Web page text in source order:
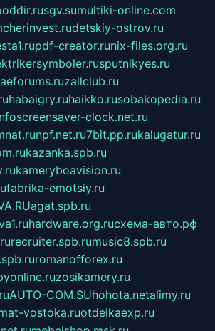
sgv.sumultiki-online.com
cherinvest.rudetskiy-ostrov.ru
pdf-creator.runix-files.org.ru
sputnikyes.ru
aeforums.ruzallclub.ru
habaigry.ruhaikko.rusobakopedia.ru
screensaver-clock.net.ru
npf.net.ru7bit.pp.rukalugatur.ru
kazanka.spb.ru
kameryboavision.ru
fabrika-emotsiy.ru
agat.spb.ru
hardware.org.ruсхема-авто.рф
recruiter.spb.rumusic8.spb.ru
romanofforex.ru
zosikamery.ru
AUTO-COM.SUhohota.netalimy.ru
vostoka.ruotdelkaexp.ru